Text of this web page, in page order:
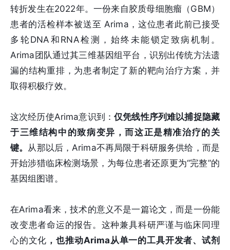
转折发生在2022年。一份来自胶质母细胞瘤（GBM）
患者的活检样本被送至 Arima，这位患者此前已接受
多轮DNA和RNA检测，始终未能锁定致病机制。
Arima团队通过其三维基因组平台，识别出传统方法遗
漏的结构重排，为患者制定了新的靶向治疗方案，并
取得积极疗效。
这次经历使Arima意识到：仅凭线性序列难以捕捉隐藏
于三维结构中的致病变异，而这正是精准治疗的关
键。 从那以后，Arima不再局限于科研服务供给，而是
开始涉猎临床检测场景，为每位患者还原更为“完整”的
基因组图谱。
在Arima看来，技术的意义不是一篇论文，而是一份能
改变患者命运的报告。这种兼具科研严谨与临床同理
心的文化 ，也推动Arima从单一的工具开发者、试剂